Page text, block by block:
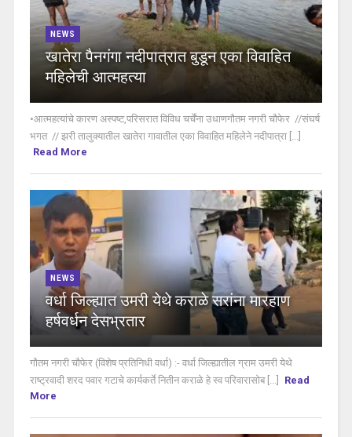
NEWS
खातेरा पैनगंगा नदीपात्रात बुडून एका विवाहित
महिलेची आत्महत्या
•आत्महत्यांचे कारण अस्पष्ट,परिसरात विविध चर्चेंना उधाणगौतम नगरी चौफेर //संघर्ष
भगत // झरी तालुक्यातील खातेरा गावातील एका विवाहित महिलेने नदीपात्रा [...]
Read More
NEWS
वर्धा जिल्ह्यात उमरी येथे कराळे सरांना मारहाण
हर्षवर्धन देसभ्रतार
गौतम नगरी चौफेर (विशेष प्रतिनिधी वर्धा) :- वर्धा जिल्ह्यातील ग्राम उमरी येथे
राष्ट्रवादी शरद पवार गटाचे कार्यकर्ते नितीन कराळे हे स्व परिवारासोब [...]
Read
More